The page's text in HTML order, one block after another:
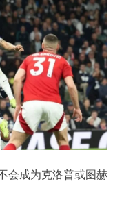
会成为克洛普或图赫